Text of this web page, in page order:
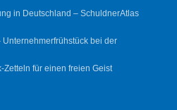
in Deutschland – SchuldnerAtlas
bei der
Zetteln für einen freien Geist